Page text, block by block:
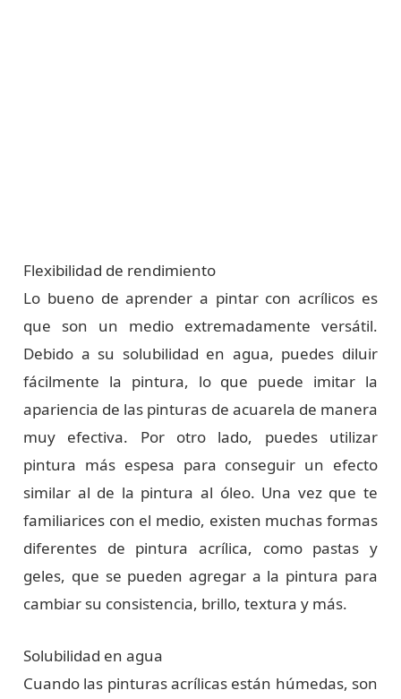
Flexibilidad de rendimiento
Lo bueno de aprender a pintar con acrílicos es
que son un medio extremadamente versátil.
Debido a su solubilidad en agua, puedes diluir
fácilmente la pintura, lo que puede imitar la
apariencia de las pinturas de acuarela de manera
muy efectiva. Por otro lado, puedes utilizar
pintura más espesa para conseguir un efecto
similar al de la pintura al óleo. Una vez que te
familiarices con el medio, existen muchas formas
diferentes de pintura acrílica, como pastas y
geles, que se pueden agregar a la pintura para
cambiar su consistencia, brillo, textura y más.
Solubilidad en agua
Cuando las pinturas acrílicas están húmedas, son